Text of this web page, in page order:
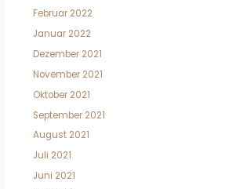
Februar 2022
Januar 2022
Dezember 2021
November 2021
Oktober 2021
September 2021
August 2021
Juli 2021
Juni 2021